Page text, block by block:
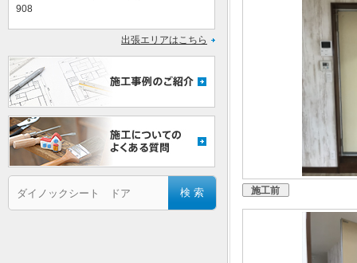
908
出張エリアはこちら
施工前